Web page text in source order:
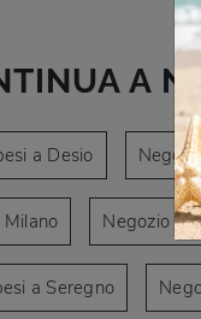
A
a Desio
Negozio di
a Seregno